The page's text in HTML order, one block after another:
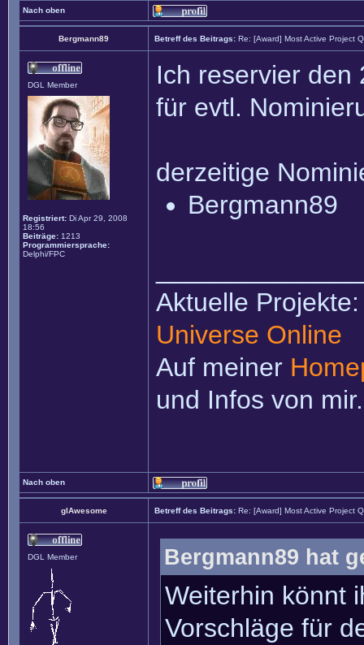
Nach oben
Bergmann89 Betreff des Beitrags: Re: [Award] Most Active Project
DGL Member
Registriert: Di Apr 29, 2008
18:56
Beiträge: 1213
Programmiersprache:
Delphi/FPC
Ich reservier den
für evtl.
derzeitige
Bergmann89
Aktuelle
Universe Online
Auf meiner
und Infos von mir.
Nach oben
glAwesome Betreff des Beitrags: Re: [Award] Most Active Project
DGL Member Bergmann89 hat
Weiterhin könnt
Vorschläge für